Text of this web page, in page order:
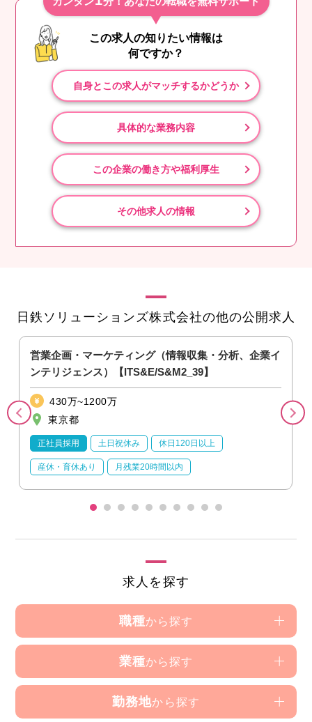
この求人の知りたい情報は
何ですか？
自身とこの求人がマッチするかどうか
具体的な業務内容
この企業の働き方や福利厚生
その他求人の情報
日鉄ソリューションズ株式会社の他の公開求人
営業企画・マーケティング（情報収集・分析、企業イ
ンテリジェンス）【ITS&E/S&M2_39】
430万~1200万
東京都
正社員採用 土日祝休み 休日120日以上
産休・育休あり 月残業20時間以内
求人を探す
職種から探す
業種から探す
勤務地から探す